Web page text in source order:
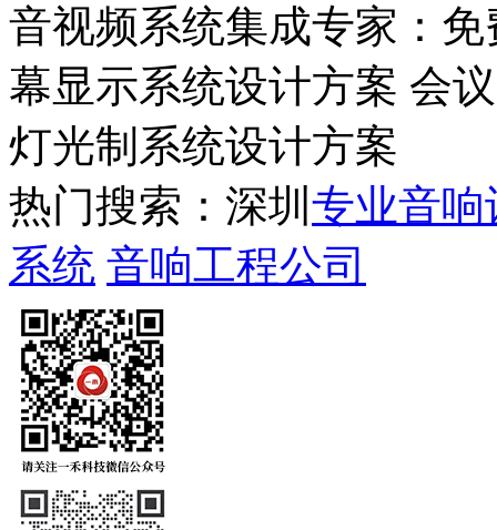
音视频系统集成专家：
幕显示系统设计方案 会
灯光制系统设计方案
热门搜索：深圳 专业音响
系统 音响工程公司